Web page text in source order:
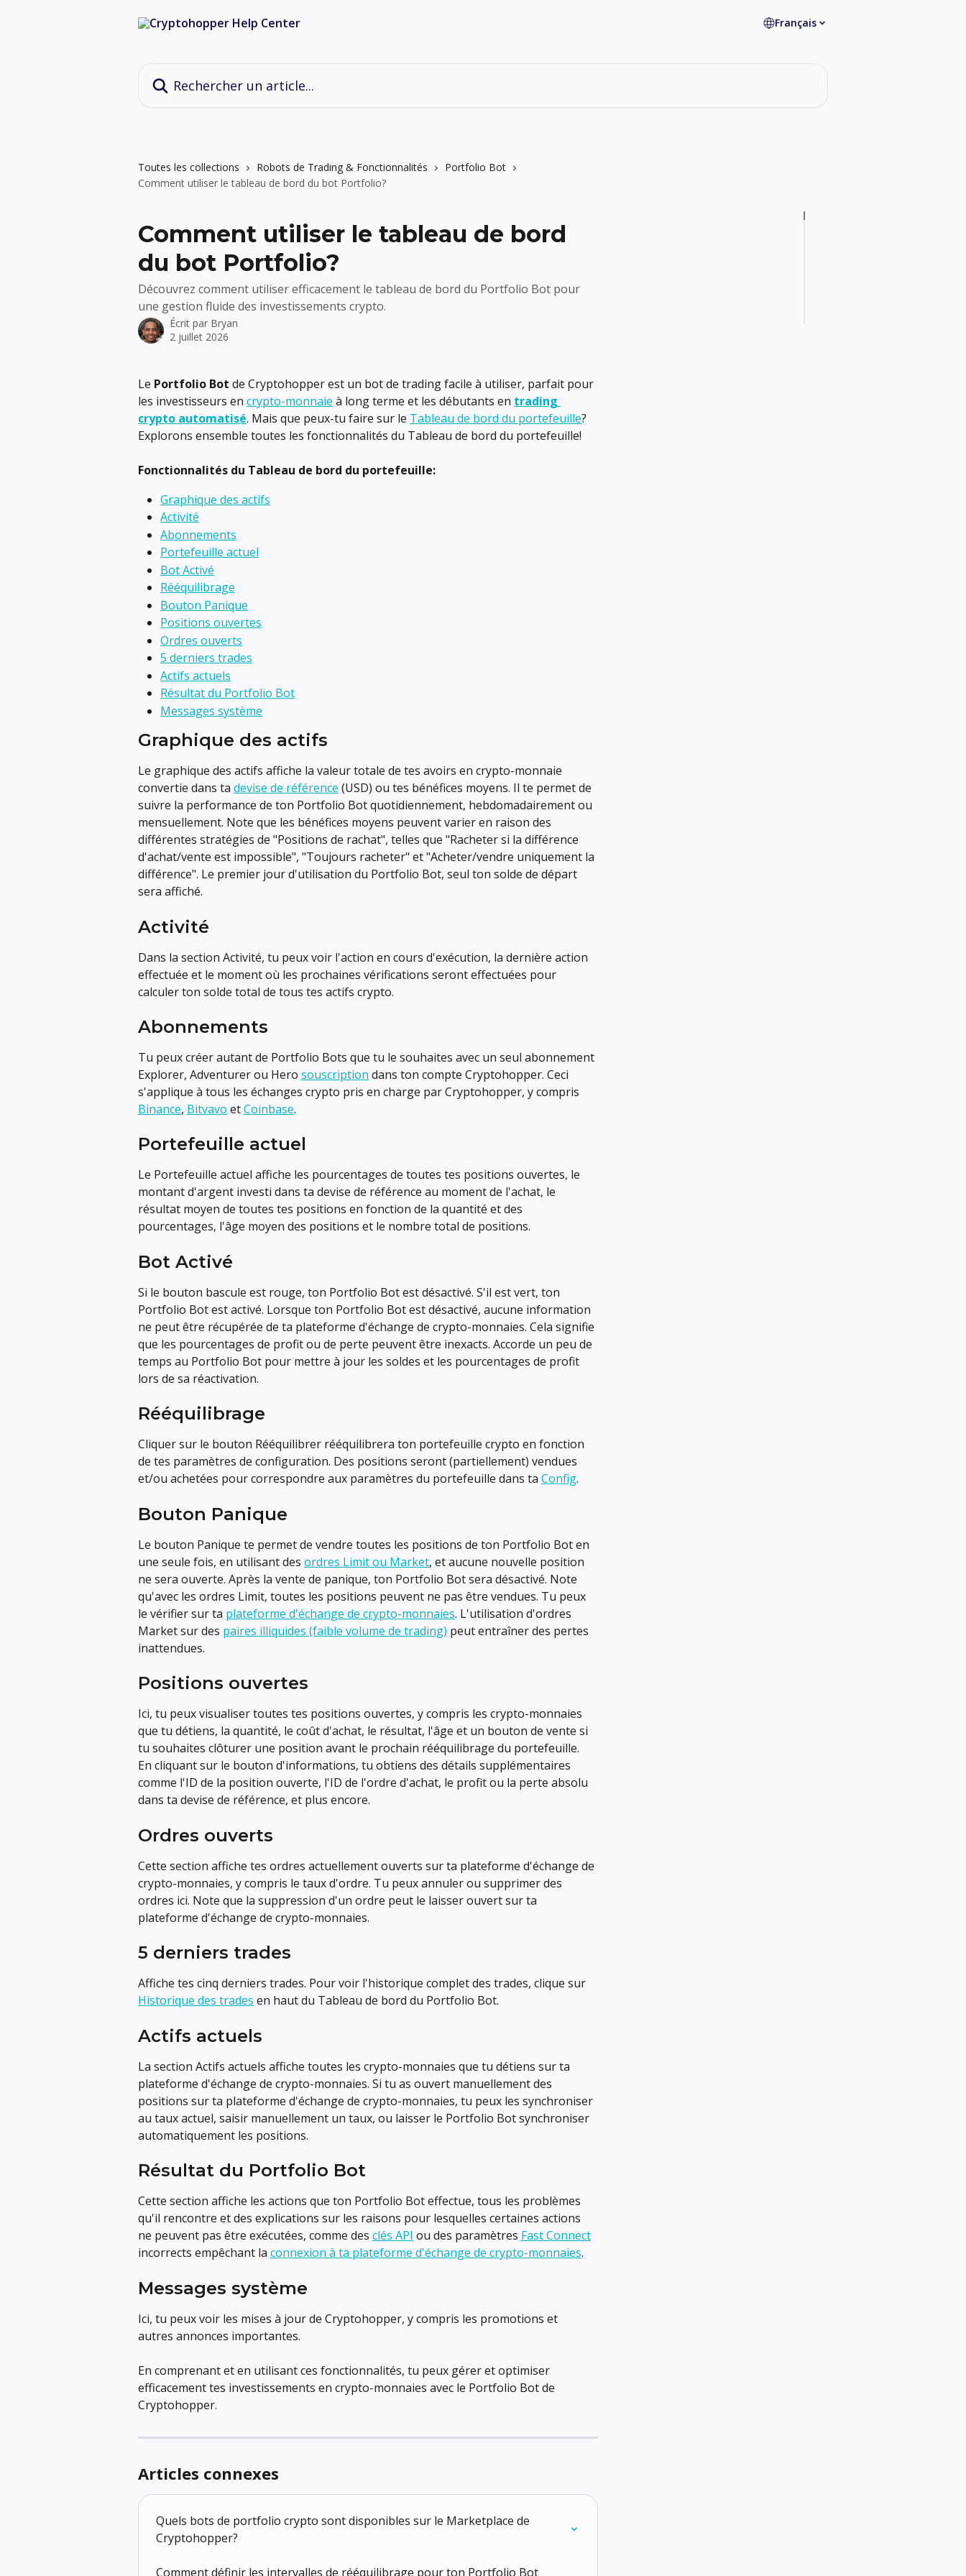
Français
Toutes les collections Robots de Trading & Fonctionnalités
Portfolio Bot
Comment utiliser le tableau de bord du bot Portfolio?
Comment utiliser le tableau de bord
du bot Portfolio?
Découvrez comment utiliser efficacement le tableau de bord du Portfolio Bot pour
une gestion fluide des investissements crypto.
Écrit par Bryan
2 juillet 2026
Le Portfolio Bot de Cryptohopperest un bot de trading facile à utiliser, parfait pour
les investisseurs en crypto-monnaie à long terme et les débutants en trading
crypto automatisé. Mais que peux-tu faire sur le Tableau de bord du portefeuille?
Explorons ensemble toutes les fonctionnalités du Tableau de bord du portefeuille!
Fonctionnalités du Tableau de bord du portefeuille:
Graphique des actifs
Activité
Abonnements
Portefeuille actuel
Bot Activé
Rééquilibrage
Bouton Panique
Positions ouvertes
Ordres ouverts
5 derniers trades
Actifs actuels
Résultat du Portfolio Bot
Messages système
Graphique des actifs
Le graphique des actifs affiche la valeur totale de tes avoirs en crypto-monnaie
convertie dans ta devise de référence (USD) ou tes bénéfices moyens. Il te permet de
suivre la performance de ton Portfolio Bot quotidiennement, hebdomadairement ou
mensuellement. Note que les bénéfices moyens peuvent varier en raison des
différentes stratégies de "Positions de rachat", telles que "Racheter si la différence
d'achat/vente est impossible", "Toujours racheter" et "Acheter/vendre uniquement la
différence". Le premier jour d'utilisation du Portfolio Bot, seul ton solde de départ
sera affiché.
Activité
Dans la section Activité, tu peux voir l'action en cours d'exécution, la dernière action
effectuée et le moment où les prochaines vérifications seront effectuées pour
calculer ton solde total de tous tes actifs crypto.
Abonnements
Tu peux créer autant de Portfolio Bots que tu le souhaites avec un seul abonnement
Explorer, Adventurer ou Hero souscription dans ton compte Cryptohopper. Ceci
s'applique à tous les échanges crypto pris en charge par Cryptohopper, y compris
Binance, Bitvavo et Coinbase.
Portefeuille actuel
Le Portefeuille actuel affiche les pourcentages de toutes tes positions ouvertes, le
montant d'argent investi dans ta devise de référence au moment de l'achat, le
résultat moyen de toutes tes positions en fonction de la quantité et des
pourcentages, l'âge moyen des positions et le nombre total de positions.
Bot Activé
Si le bouton bascule est rouge, ton Portfolio Bot est désactivé. S'il est vert, ton
Portfolio Bot est activé. Lorsque ton Portfolio Bot est désactivé, aucune information
ne peut être récupérée de ta plateforme d'échange de crypto-monnaies. Cela signifie
que les pourcentages de profit ou de perte peuvent être inexacts. Accorde un peu de
temps au Portfolio Bot pour mettre à jour les soldes et les pourcentages de profit
lors de sa réactivation.
Rééquilibrage
Cliquer sur le bouton Rééquilibrer rééquilibrera ton portefeuille crypto en fonction
de tes paramètres de configuration. Des positions seront (partiellement) vendues
et/ou achetées pour correspondre aux paramètres du portefeuille dans ta Config.
Bouton Panique
Le bouton Panique te permet de vendre toutes les positions de ton Portfolio Bot en
une seule fois, en utilisant des ordres Limit ou Market, et aucune nouvelle position
ne sera ouverte. Après la vente de panique, ton Portfolio Bot sera désactivé. Note
qu'avec les ordres Limit, toutes les positions peuvent ne pas être vendues. Tu peux
le vérifier sur ta plateforme d'échange de crypto-monnaies. L'utilisation d'ordres
Market sur des paires illiquides (faible volume de trading) peut entraîner des pertes
inattendues.
Positions ouvertes
Ici, tu peux visualiser toutes tes positions ouvertes, y compris les crypto-monnaies
que tu détiens, la quantité, le coût d'achat, le résultat, l'âge et un bouton de vente si
tu souhaites clôturer une position avant le prochain rééquilibrage du portefeuille.
En cliquant sur le bouton d'informations, tu obtiens des détails supplémentaires
comme l'ID de la position ouverte, l'ID de l'ordre d'achat, le profit ou la perte absolu
dans ta devise de référence, et plus encore.
Ordres ouverts
Cette section affiche tes ordres actuellement ouverts sur ta plateforme d'échange de
crypto-monnaies, y compris le taux d'ordre. Tu peux annuler ou supprimer des
ordres ici. Note que la suppression d'un ordre peut le laisser ouvert sur ta
plateforme d'échange de crypto-monnaies.
5 derniers trades
Affiche tes cinq derniers trades. Pour voir l'historique complet des trades, clique sur
Historique des trades en haut du Tableau de bord du Portfolio Bot.
Actifs actuels
La section Actifs actuels affiche toutes les crypto-monnaies que tu détiens sur ta
plateforme d'échange de crypto-monnaies. Si tu as ouvert manuellement des
positions sur ta plateforme d'échange de crypto-monnaies, tu peux les synchroniser
au taux actuel, saisir manuellement un taux, ou laisser le Portfolio Bot synchroniser
automatiquement les positions.
Résultat du Portfolio Bot
Cette section affiche les actions que ton Portfolio Bot effectue, tous les problèmes
qu'il rencontre et des explications sur les raisons pour lesquelles certaines actions
ne peuvent pas être exécutées, comme des clés API ou des paramètres Fast Connect
incorrects empêchant la connexion à ta plateforme d'échange de crypto-monnaies.
Messages système
Ici, tu peux voir les mises à jour de Cryptohopper, y compris les promotions et
autres annonces importantes.
En comprenant et en utilisant ces fonctionnalités, tu peux gérer et optimiser
efficacement tes investissements en crypto-monnaies avec le Portfolio Bot de
Cryptohopper.
Articles connexes
Quels bots de portfolio crypto sont disponibles sur le Marketplace de
Cryptohopper?
Comment définir les intervalles de rééquilibrage pour ton Portfolio Bot